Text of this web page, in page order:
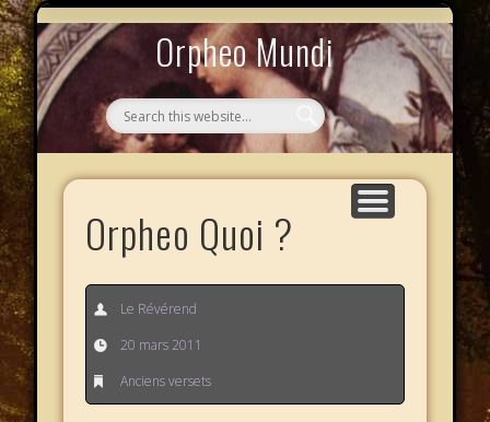
Orpheo Mundi
Orpheo Quoi ?
Le Révérend
20 mars 2011
Anciens versets